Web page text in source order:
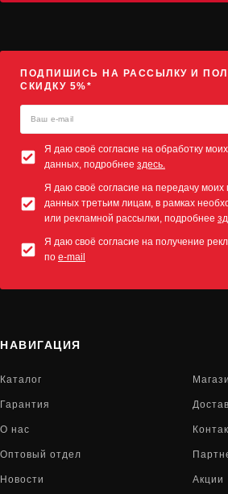
ПОДПИШИСЬ НА РАССЫЛКУ И
СКИДКУ 5%*
Я даю своё согласие на обработку
данных, подробнее здесь.
Я даю своё согласие на передачу
данных третьим лицам, в рамках
или рекламной рассылки, подробнее
Я даю своё согласие на получение
по e-mail
НАВИГАЦИЯ
Каталог
Гарантия
О нас
Оптовый отдел
Новости Акции